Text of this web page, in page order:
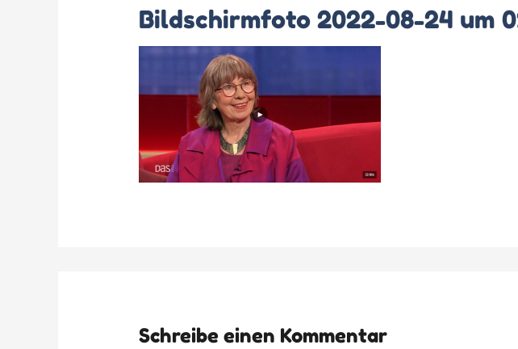
Bildschirmfoto 2022-08-24 um
Schreibe einen Kommentar